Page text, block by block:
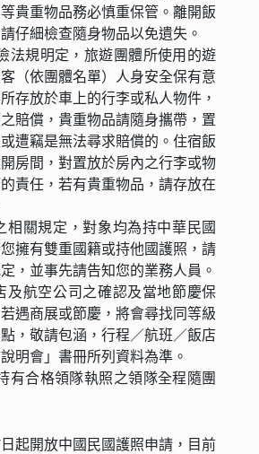
貴重物品務必慎重保管。離開飯
仔細檢查隨身物品以免遺失。
法規明定，旅遊團體所使用的遊
（依團體名單）人身安全保有意
存放於車上的行李或私人物件，
賠償，貴重物品請隨身攜帶，置
遭竊是無法尋求賠償的。住宿飯
房間，對置放於房內之行李或物
責任，若有貴重物品，請存放在
相關規定，對象均為持中華民國
擁有雙重國籍或持他國護照，請
，並事先請告知您的業務人員。
及航空公司之確認及當地節慶保
遇商展或節慶，將會尋找同等級
，敬請包涵，行程／航班／飯店
明會」書冊所列資料為準。
有合格領隊執照之領隊全程隨團
日起開放中國民國護照申請，目前